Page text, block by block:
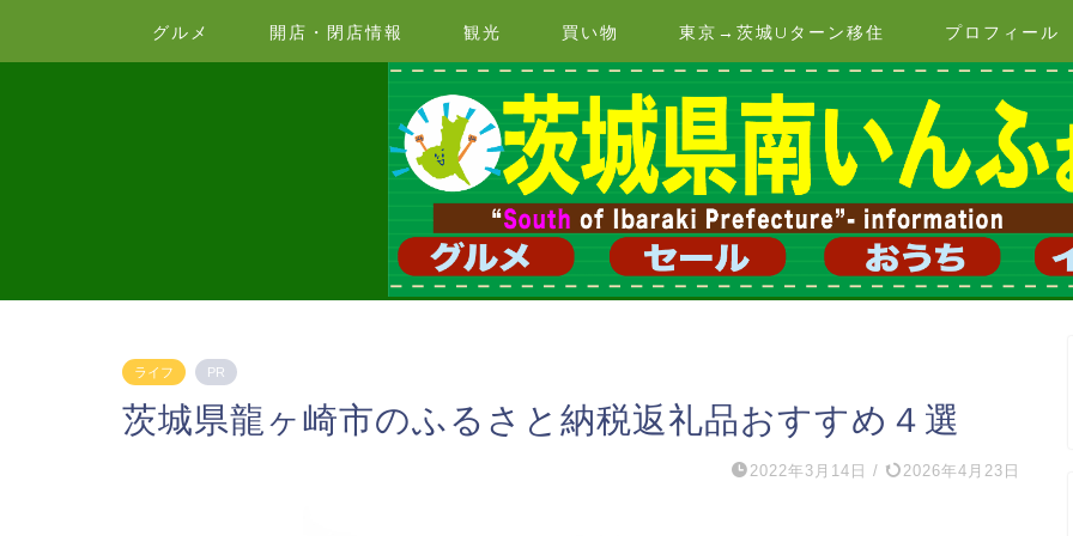
グルメ 開店・閉店情報 観光 買い物 東京→茨城Uターン移住 プロフィール
ライフ PR
茨城県龍ヶ崎市のふるさと納税返礼品おすすめ４選
2022年3月14日 / 2026年4月23日